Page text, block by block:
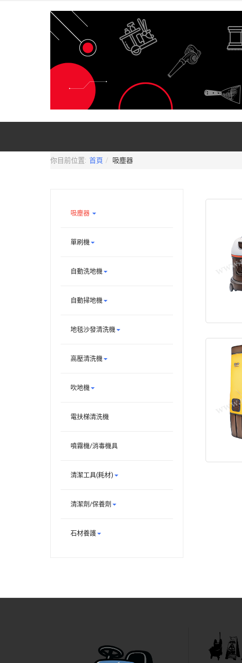
你目前位置: 首頁 吸塵器
吸塵器
單刷機
自動洗地機
自動掃地機
地毯沙發清洗機
高壓清洗機
吹地機
電扶梯清洗機
噴霧機/消毒機具
清潔工具(耗材)
清潔劑/保養劑
石材養護